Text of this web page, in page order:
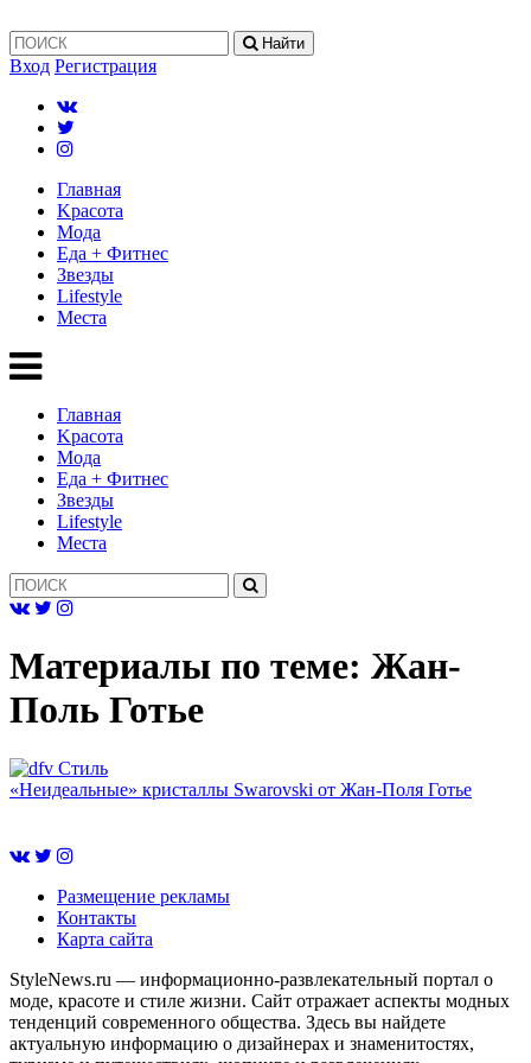
Найти
Вход Регистрация
Главная
Kрасота
Мода
Еда + Фитнес
Звезды
Lifestyle
Mеста
Главная
Kрасота
Мода
Еда + Фитнес
Звезды
Lifestyle
Mеста
Материалы по теме: Жан-
Поль Готье
Cтиль
«Неидеальные» кристаллы Swarovski от Жан-Поля Готье
Размещение рекламы
Контакты
Карта сайта
StyleNews.ru — информационно-развлекательный портал о
моде, красоте и стиле жизни. Сайт отражает аспекты модных
тенденций современного общества. Здесь вы найдете
актуальную информацию о дизайнерах и знаменитостях,